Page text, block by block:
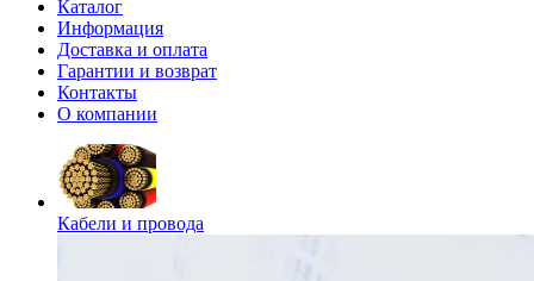
Каталог
Информация
Доставка и оплата
Гарантии и возврат
Контакты
О компании
Кабели и провода